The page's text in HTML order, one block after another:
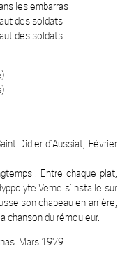
les embarras
des soldats
des soldats !
Didier d’Aussiat, Février
! Entre chaque plat,
Verne s’installe sur
son chapeau en arrière,
chanson du rémouleur.
Mars 1979